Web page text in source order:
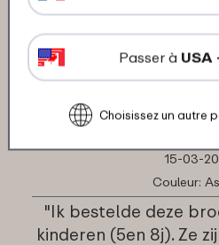
★★★
★★★
Client de
15-03-
Couleur:
"Ik bestelde deze
kinderen (5en 8j). Ze
Passer à USA